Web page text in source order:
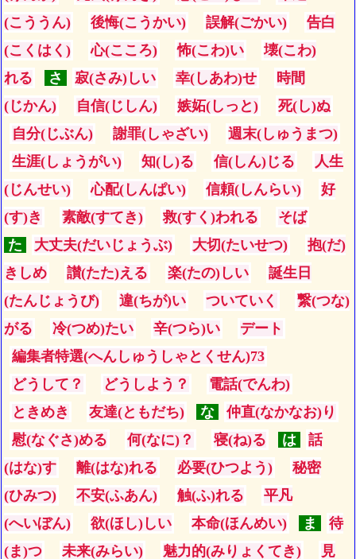
(こううん)
後悔(こうかい) 誤解(ごかい)
告白
(こくはく)
心(こころ) 怖(こわ)い
壊(こわ)
れる
さ 寂(さみ)しい 幸(しあわ)せ
時間
(じかん)
自信(じしん) 嫉妬(しっと)
死(し)ぬ
自分(じぶん)
謝罪(しゃざい)
週末(しゅうまつ)
生涯(しょうがい)
知(し)る 信(しん)じる
人生
(じんせい)
心配(しんぱい) 信頼(しんらい)
好
(す)き
素敵(すてき) 救(すく)われる
そば
た
大丈夫(だいじょうぶ) 大切(たいせつ)
抱(だ)
きしめ
讃(たた)える 楽(たの)しい
誕生日
(たんじょうび)
違(ちが)い ついていく
繋(つな)
がる
冷(つめ)たい 辛(つら)い
デート
編集者特選(へんしゅうしゃとくせん)73
どうして？
どうしよう？
電話(でんわ)
ときめき
友達(ともだち) な
仲直(なかなお)り
慰(なぐさ)める
何(なに)？ 寝(ね)る は
話
(はな)す
離(はな)れる 必要(ひつよう)
秘密
(ひみつ)
不安(ふあん) 触(ふ)れる
平凡
(へいぼん)
欲(ほし)しい 本命(ほんめい) ま
待
(ま)つ
未来(みらい) 魅力的(みりょくてき)
見